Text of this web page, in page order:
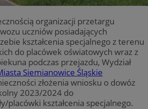
organizacji przetargu
uczniów posiadających
kształcenia specjalnego z terenu
do placówek oświatowych wraz z
podczas przejazdu, Wydział
Siemianowice Śląskie
złożenia wniosku o dowóz
2023/2024 do
placówki kształcenia specjalnego.